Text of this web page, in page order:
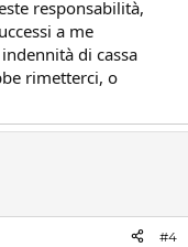
in questa realtà
per avere
nella tua
del settore
alla tua attuale
tuo datore di lavoro la
del tuo
le prove della
e presentarle al
responsabilità,
a me
di cassa
rimetterci, o
#4